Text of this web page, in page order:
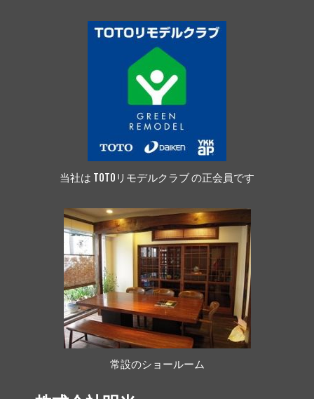
当社は TOTOリモデルクラブ の正会員です
常設のショールーム
株式会社明光